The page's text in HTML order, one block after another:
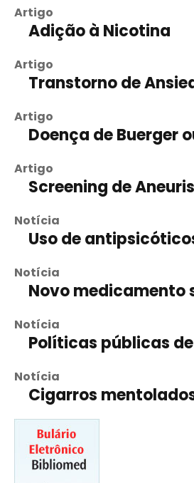
Artigo
Adição à Nicotina
Artigo
Transtorno de
Artigo
Doença de Buerger
Artigo
Screening de
Notícia
Uso de
Notícia
Novo medicamento
Notícia
Políticas públicas
Notícia
Cigarros